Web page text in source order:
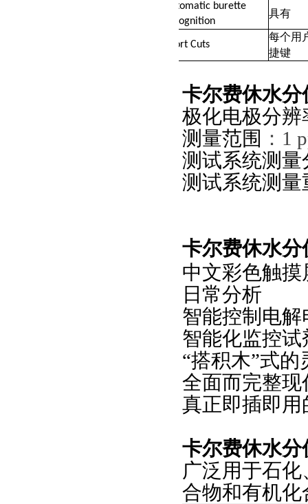
Automatic burette
recognition
具有
Short Cuts
每个用
捷键
卡尔费休水
极化电极分辨
测量范围 ： 1
测试系统测量
测试系统测量
卡尔费休水
中文彩色触
日常分析
智能控制电
智能化监控
“搭积木”式的
全面而完整
真正即插即
卡尔费休水
广泛用于石
合物和有机